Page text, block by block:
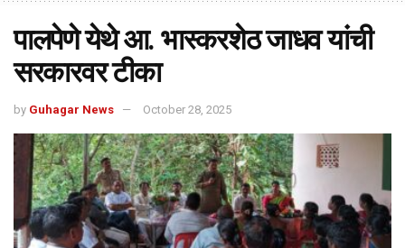
पालपेणे येथे आ. भास्करशेठ जाधव यांची
सरकारवर टीका
by Guhagar News October 28, 2025